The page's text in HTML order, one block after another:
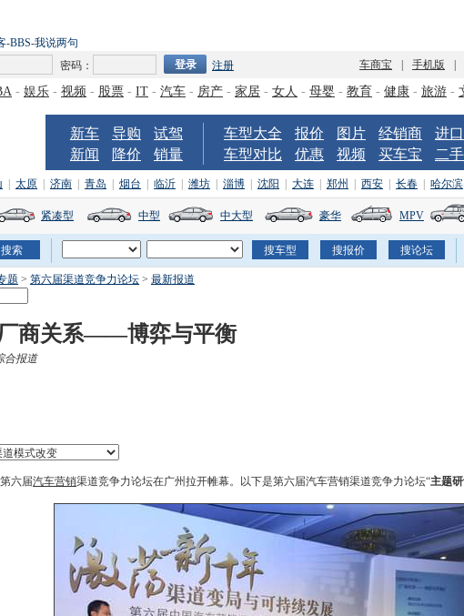
-BBS-我说两句
密码： 注册 车商宝 手机版
- 娱乐 - 视频 - 股票 - IT - 汽车 - 房产 - 家居 - 女人 - 母婴 - 教育 - 健康 - 旅游 -
新车 导购
试驾
新闻
降价 销量
车型大全 报价 图片 经销商
进
车型对比
优惠 视频 买车宝 二
太原 济南 青岛 烟台 临沂 潍坊 淄博 沈阳 大连 郑州 西安 长春 哈尔滨
紧凑型 中型 中大型 豪华 MPV
题 > 第六届渠道竞争力论坛 > 最新报道
商关系——博弈与平衡
合报道
六届汽车营销渠道竞争力论坛在广州拉开帷幕。以下是第六届汽车营销渠道竞争力论坛“主题